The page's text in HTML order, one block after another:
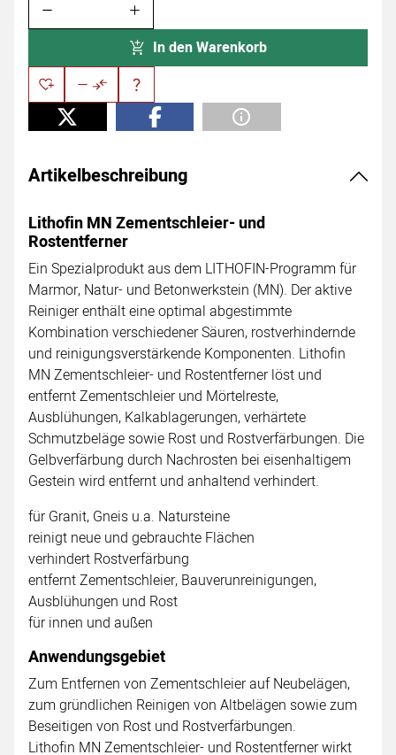
In den Warenkorb
Artikelbeschreibung
Lithofin MN Zementschleier- und
Rostentferner
Ein Spezialprodukt aus dem LITHOFIN-Programm für
Marmor, Natur- und Betonwerkstein (MN). Der aktive
Reiniger enthält eine optimal abgestimmte
Kombination verschiedener Säuren, rostverhindernde
und reinigungsverstärkende Komponenten. Lithofin
MN Zementschleier- und Rostentferner löst und
entfernt Zementschleier und Mörtelreste,
Ausblühungen, Kalkablagerungen, verhärtete
Schmutzbeläge sowie Rost und Rostverfärbungen. Die
Gelbverfärbung durch Nachrosten bei eisenhaltigem
Gestein wird entfernt und anhaltend verhindert.
für Granit, Gneis u.a. Natursteine
reinigt neue und gebrauchte Flächen
verhindert Rostverfärbung
entfernt Zementschleier, Bauverunreinigungen,
Ausblühungen und Rost
für innen und außen
Anwendungsgebiet
Zum Entfernen von Zementschleier auf Neubelägen,
zum gründlichen Reinigen von Altbelägen sowie zum
Beseitigen von Rost und Rostverfärbungen.
Lithofin MN Zementschleier- und Rostentferner wirkt